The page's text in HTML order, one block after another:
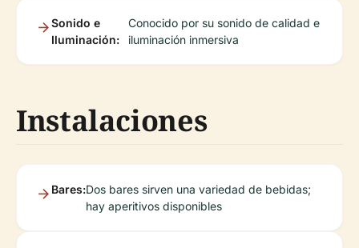
Sonido e
Iluminación:
Conocido por su sonido de calidad e
iluminación inmersiva
Instalaciones
Bares:Dos bares sirven una variedad de bebidas;
hay aperitivos disponibles